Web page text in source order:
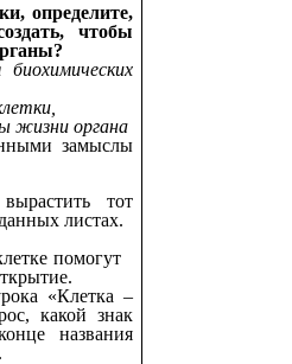
определите,
чтобы
жизни органа
замыслы
тот
листах.
ДНК!
помогут
«Клетка –
какой знак
названия